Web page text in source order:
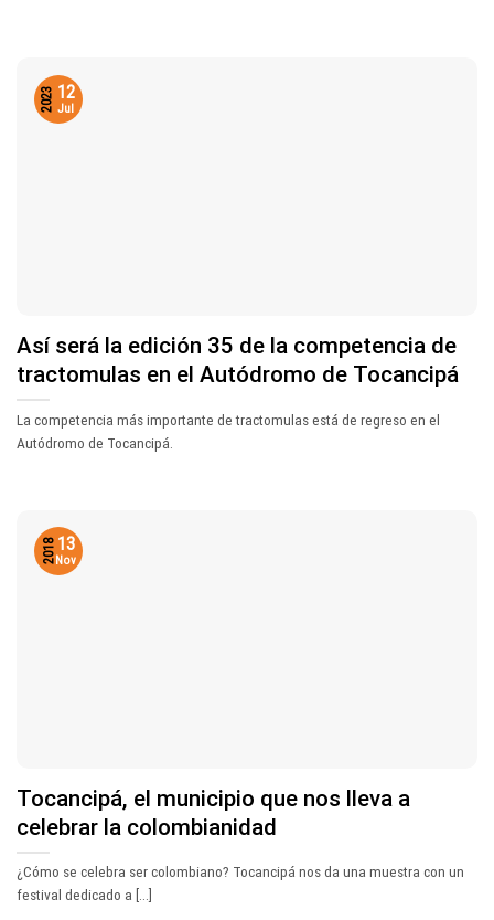
Así será la edición 35 de la competencia de
tractomulas en el Autódromo de Tocancipá
La competencia más importante de tractomulas está de regreso en el
Autódromo de Tocancipá.
12
Jul
2023
Tocancipá, el municipio que nos lleva a
celebrar la colombianidad
¿Cómo se celebra ser colombiano? Tocancipá nos da una muestra con un
festival dedicado a [...]
13
Nov
2018